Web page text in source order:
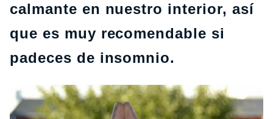
calmante en nuestro interior, así
que es muy recomendable si
padeces de insomnio.